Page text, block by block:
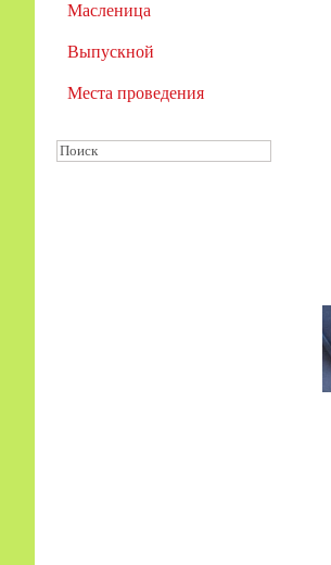
Масленица
Выпускной
Места проведения